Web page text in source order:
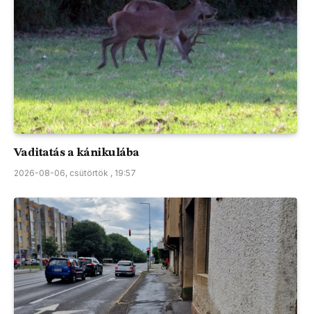
Vaditatás a kánikulába
2026-08-06, csütörtök , 19:57